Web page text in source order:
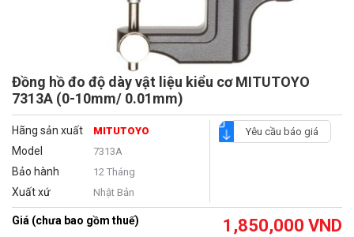
Đồng hồ đo độ dày vật liệu kiểu cơ MITUTOYO
7313A (0-10mm/ 0.01mm)
Hãng sản xuất MITUTOYO
Model 7313A
Bảo hành 12 Tháng
Xuất xứ Nhật Bản
Yêu cầu báo giá
Giá (chưa bao gồm thuế) 1,850,000 VND